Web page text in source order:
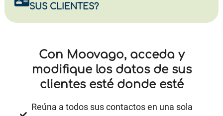
SUS CLIENTES?
Con Moovago, acceda y
modifique los datos de sus
clientes esté donde esté
Reúna a todos sus contactos en una sola